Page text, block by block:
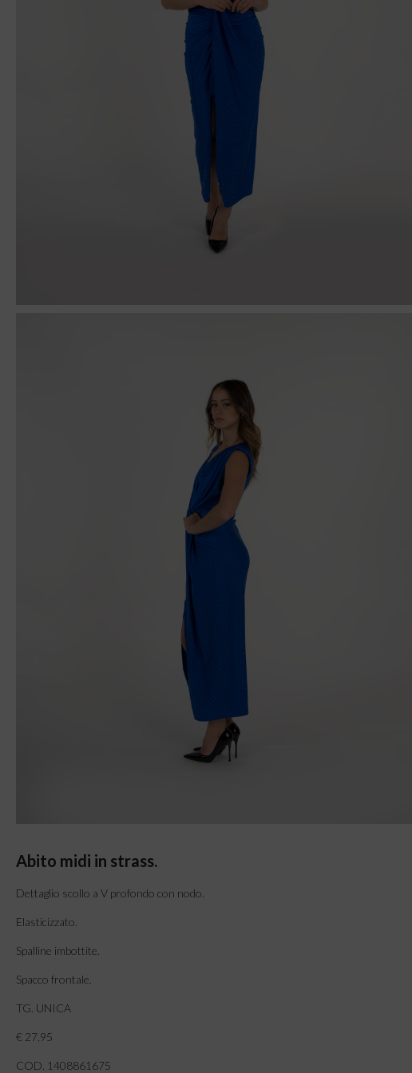
Abito midi in strass.
Dettaglio scollo a V profondo con nodo.
Elasticizzato.
Spalline imbottite.
Spacco frontale.
TG. UNICA
€ 27,95
COD. 1408861675